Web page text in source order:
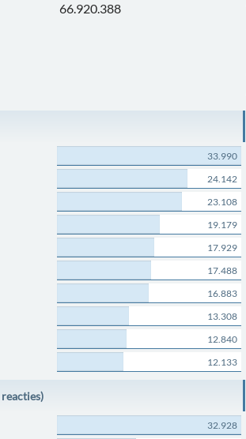
66.920.388
33.990
24.142
23.108
19.179
17.929
17.488
16.883
13.308
12.840
12.133
32.928